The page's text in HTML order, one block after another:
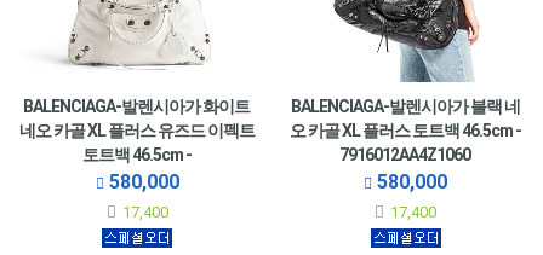
BALENCIAGA-발렌시아가 화이트
네오 카골 XL 플러스 유즈드 이펙트
토트백 46.5cm -
7916012AA9N9191
580,000
17,400
BALENCIAGA-발렌시아가 블랙 네
오 카골 XL 플러스 토트백 46.5cm -
7916012AA4Z1060
580,000
17,400